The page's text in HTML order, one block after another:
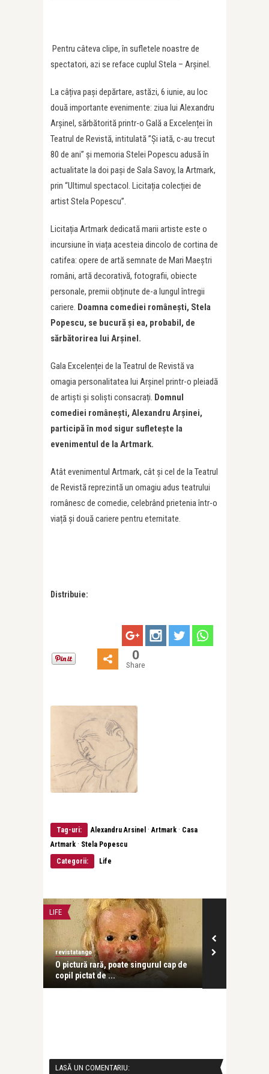
Pentru câteva clipe, în sufletele noastre de
spectatori, azi se reface cuplul Stela – Arșinel.
La câțiva pași depărtare, astăzi, 6 iunie, au loc
două importante evenimente: ziua lui Alexandru
Arșinel, sărbătorită printr-o Gală a Excelenței în
Teatrul de Revistă, intitulată ”Și iată, c-au trecut
80 de ani” și memoria Stelei Popescu adusă în
actualitate la doi pași de Sala Savoy, la Artmark,
prin “Ultimul spectacol. Licitația colecției de
artist Stela Popescu”.
Licitația Artmark dedicată marii artiste este o
incursiune în viața acesteia dincolo de cortina de
catifea: opere de artă semnate de Mari Maeștri
români, artă decorativă, fotografii, obiecte
personale, premii obținute de-a lungul întregii
cariere. Doamna comediei românești, Stela
Popescu, se bucură și ea, probabil, de
sărbătorirea lui Arșinel.
Gala Excelenței de la Teatrul de Revistă va
omagia personalitatea lui Arșinel printr-o pleiadă
de artiști și soliști consacrați. Domnul
comediei românești, Alexandru Arșinei,
participă în mod sigur sufletește la
evenimentul de la Artmark.
Atât evenimentul Artmark, cât și cel de la Teatrul
de Revistă reprezintă un omagiu adus teatrului
românesc de comedie, celebrând prietenia într-o
viață și două cariere pentru eternitate.
Distribuie:
0
Share
Tag-uri: Alexandru Arsinel · Artmark · Casa
Artmark · Stela Popescu
Categorii:
Life
LIFE
revistatango
O pictură rară, poate singurul cap de
copil pictat de ...
LASĂ UN COMENTARIU: